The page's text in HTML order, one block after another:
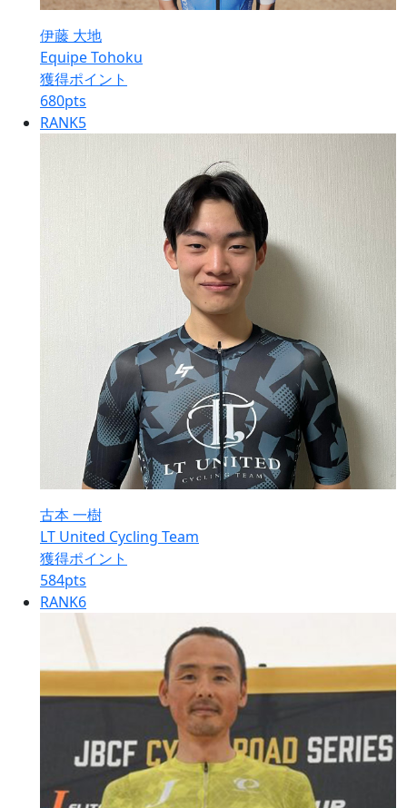
伊藤 大地
Equipe Tohoku
獲得ポイント
680pts
RANK5
古本 一樹
LT United Cycling Team
獲得ポイント
584pts
RANK6